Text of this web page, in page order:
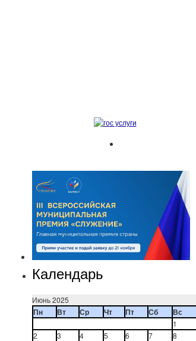
Календарь
Июнь 2025
Пн Вт Ср Чт Пт Сб Вс
1
2
3 4 5 6 7
8